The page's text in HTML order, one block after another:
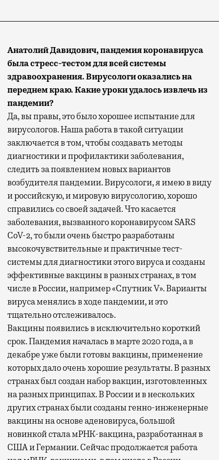
Анатолий Давидович, пандемия коронавируса
была стресс-тестом для всей системы
здравоохранения. Вирусологи оказались на
переднем краю. Какие уроки удалось извлечь из
пандемии?
Да, вы правы, это было хорошее испытание для
вирусологов. Наша работа в такой ситуации
заключается в том, чтобы создавать методы
диагностики и профилактики заболевания,
следить за появлением новых вариантов
возбудителя пандемии. Вирусологи, я имею в виду
и российскую, и мировую вирусологию, хорошо
справились со своей задачей. Что касается
заболевания, вызванного коронавирусом SARS
CoV-2, то были очень быстро разработаны
высокочувствительные и практичные тест-
системы для диагностики этого вируса и созданы
эффективные вакцины в разных странах, в том
числе в России, например «Спутник V». Варианты
вируса менялись в ходе пандемии, и это
тщательно отслеживалось.
Вакцины появились в исключительно короткий
срок. Пандемия началась в марте 2020 года, а в
декабре уже были готовы вакцины, применение
которых дало очень хорошие результаты. В разных
странах был создан набор вакцин, изготовленных
на разных принципах. В России и в нескольких
других странах были созданы генно-инженерные
вакцины на основе аденовируса, большой
новинкой стала мРНК-вакцина, разработанная в
США и Германии. Сейчас продолжается работа